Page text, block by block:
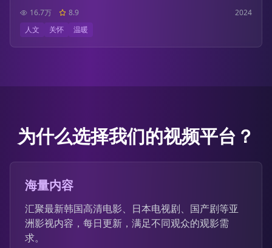
16.7万
8.9
2024
人文
关怀 温暖
为什么选择我们的视频平台？
海量内容
汇聚最新韩国高清电影、日本电视剧、国产剧等亚
洲影视内容，每日更新，满足不同观众的观影需
求。